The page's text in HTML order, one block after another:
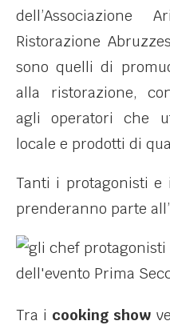
Ristorazione
sono quelli di
alla ristorazione,
agli operatori che
locale e prodotti di
Tanti i protagonisti
prenderanno parte
Tra i cooking show